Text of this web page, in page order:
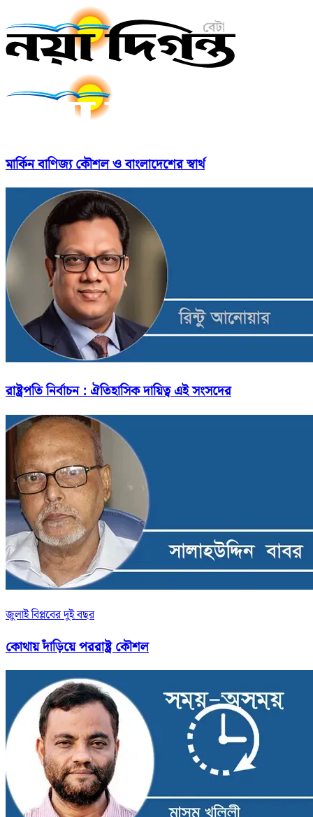
মার্কিন বাণিজ্য কৌশল ও বাংলাদেশের স্বার্থ
রাষ্ট্রপতি নির্বাচন : ঐতিহাসিক দায়িত্ব এই সংসদের
জুলাই বিপ্লবের দুই বছর
কোথায় দাঁড়িয়ে পররাষ্ট্র কৌশল